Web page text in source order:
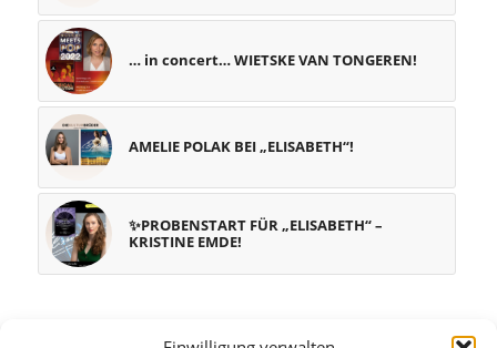
… in concert… WIETSKE VAN TONGEREN!
AMELIE POLAK BEI „ELISABETH“!
✨PROBENSTART FÜR „ELISABETH“ –
KRISTINE EMDE!